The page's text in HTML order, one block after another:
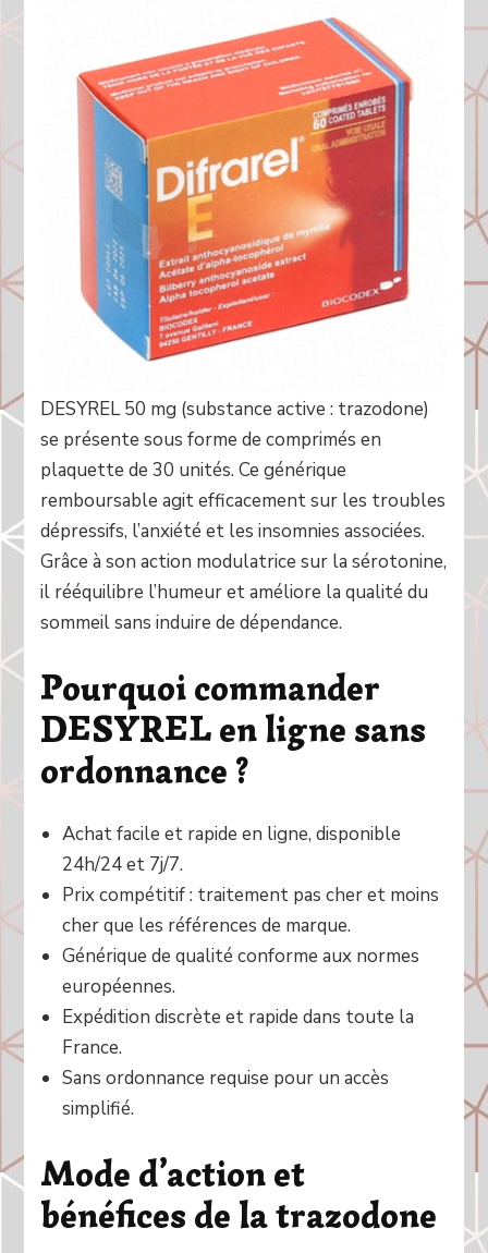
DESYREL 50 mg (substance active : trazodone)
se présente sous forme de comprimés en
plaquette de 30 unités. Ce générique
remboursable agit efficacement sur les troubles
dépressifs, l’anxiété et les insomnies associées.
Grâce à son action modulatrice sur la sérotonine,
il rééquilibre l’humeur et améliore la qualité du
sommeil sans induire de dépendance.
Pourquoi commander
DESYREL en ligne sans
ordonnance ?
Achat facile et rapide en ligne, disponible
24h/24 et 7j/7.
Prix compétitif : traitement pas cher et moins
cher que les références de marque.
Générique de qualité conforme aux normes
européennes.
Expédition discrète et rapide dans toute la
France.
Sans ordonnance requise pour un accès
simplifié.
Mode d’action et
bénéfices de la trazodone